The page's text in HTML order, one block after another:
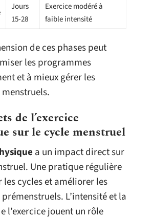
Jours
15-28
Exercice modéré à
faible intensité
de ces phases peut
les programmes
et à mieux gérer les
de l’exercice
sur le cycle menstruel
a un impact direct sur
Une pratique régulière
les cycles et améliorer les
L’intensité et la
l’exercice jouent un rôle